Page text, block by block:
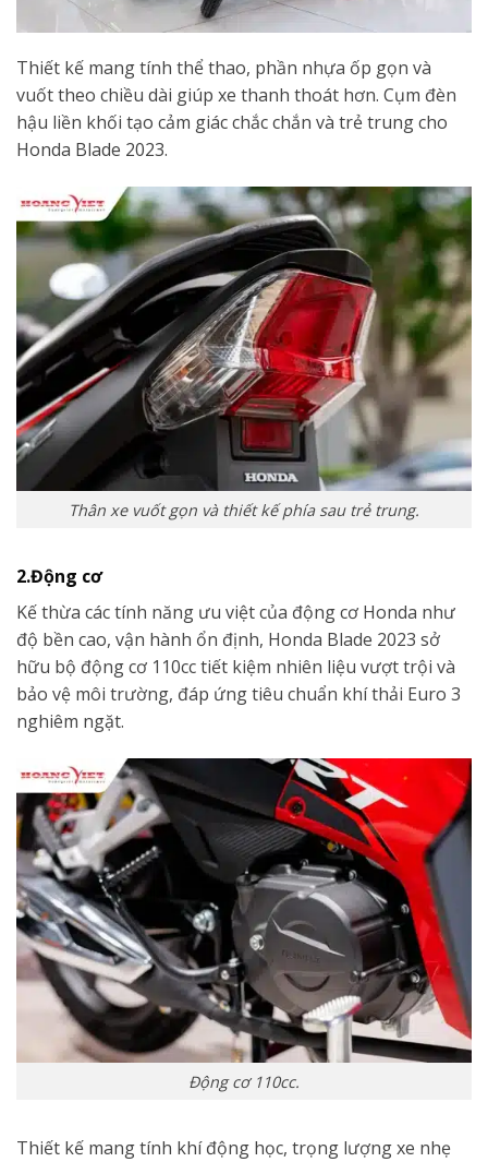
Thiết kế mang tính thể thao, phần nhựa ốp gọn và
vuốt theo chiều dài giúp xe thanh thoát hơn. Cụm đèn
hậu liền khối tạo cảm giác chắc chắn và trẻ trung cho
Honda Blade 2023.
Thân xe vuốt gọn và thiết kế phía sau trẻ trung.
2.Động cơ
Kế thừa các tính năng ưu việt của động cơ Honda như
độ bền cao, vận hành ổn định, Honda Blade 2023 sở
hữu bộ động cơ 110cc tiết kiệm nhiên liệu vượt trội và
bảo vệ môi trường, đáp ứng tiêu chuẩn khí thải Euro 3
nghiêm ngặt.
Động cơ 110cc.
Thiết kế mang tính khí động học, trọng lượng xe nhẹ